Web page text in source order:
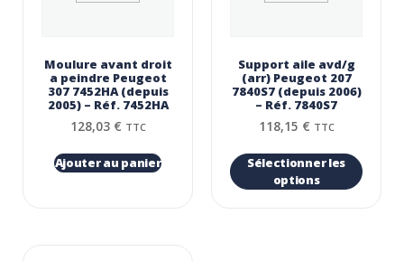
Moulure avant droit
a peindre Peugeot
307 7452HA (depuis
2005) – Réf. 7452HA
128,03 € TTC
Ajouter au panier
Support aile avd/g
(arr) Peugeot 207
7840S7 (depuis 2006)
– Réf. 7840S7
118,15 € TTC
Sélectionner les
options